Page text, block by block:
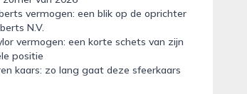
vermogen: een blik op de oprichter
N.V.
vermogen: een korte schets van zijn
positie
kaars: zo lang gaat deze sfeerkaars